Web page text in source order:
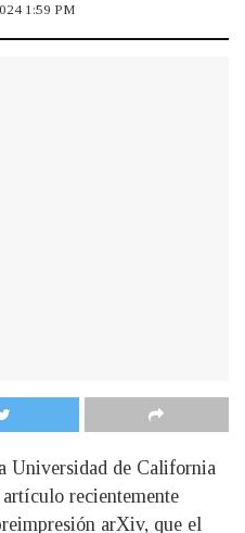
1:59 PM
Universidad de California
recientemente
arXiv, que el